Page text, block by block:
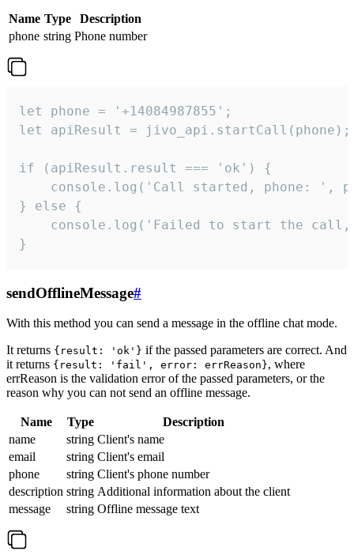
Name Type
Description
phone string Phone number
let phone = '+14084987855';
let apiResult = jivo_api.startCall(phone);
if (apiResult.result === 'ok') {
console.log('Call started, phone: ',
} else {
console.log('Failed to start the
}
sendOfflineMessage#
With this method you can send a message in the offline chat mode.
It returns {result: 'ok'} if the passed parameters are correct. And
it returns {result: 'fail', error: errReason}, where
errReason is the validation error of the passed parameters, or the
reason why you can not send an offline message.
Name Type
Description
name
string Client's name
email
string Client's email
phone
string Client's phone number
description string Additional information about the client
message
string Offline message text